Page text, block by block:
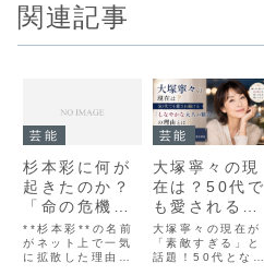
関連記事
芸能
杉本彩に何が
起きたのか？
「命の危機す
ら感じた」闘
病告白にSNS
騒然…まさか
**杉本彩**の名前
がネット上で一気
に拡散した理由
芸能
大塚寧々の現
在は？50代で
も愛される
「しなやかな
大人の魅力」
の理由とは？
大塚寧々の現在が
「素敵すぎる」と
話題！50代となっ